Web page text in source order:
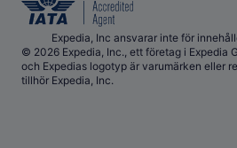
Expedia, Inc ansvarar inte för
© 2026 Expedia, Inc., ett företag i Expedia
och Expedias logotyp är varumärken eller
tillhör Expedia, Inc.